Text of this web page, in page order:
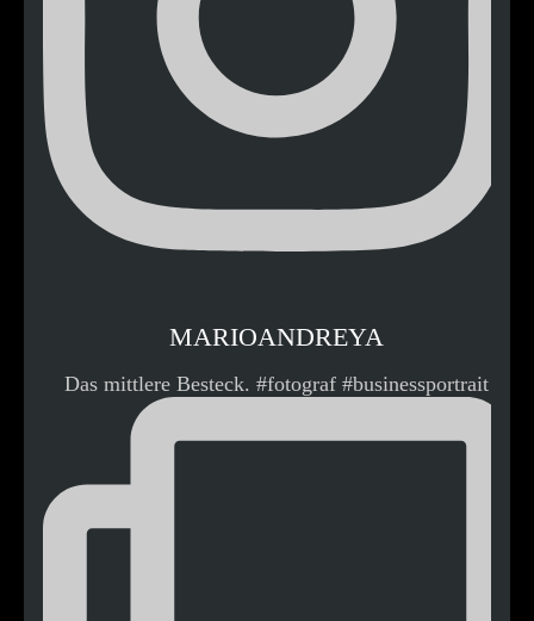
MARIOANDREYA
Das mittlere Besteck. #fotograf #businessportrait